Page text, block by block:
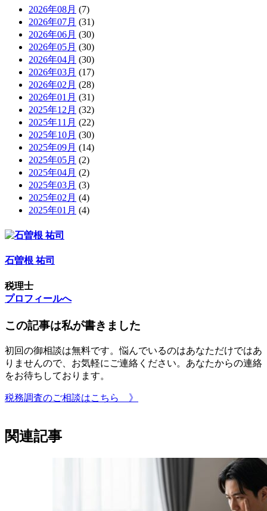
2026年08月 (7)
2026年07月 (31)
2026年06月 (30)
2026年05月 (30)
2026年04月 (30)
2026年03月 (17)
2026年02月 (28)
2026年01月 (31)
2025年12月 (32)
2025年11月 (22)
2025年10月 (30)
2025年09月 (14)
2025年05月 (2)
2025年04月 (2)
2025年03月 (3)
2025年02月 (4)
2025年01月 (4)
石曽根 祐司
税理士
プロフィールへ
この記事は私が書きました
初回の御相談は無料です。悩んでいるのはあなただけではあ
りませんので、お気軽にご連絡ください。あなたからの連絡
をお待ちしております。
税務調査のご相談はこちら 》
関連記事